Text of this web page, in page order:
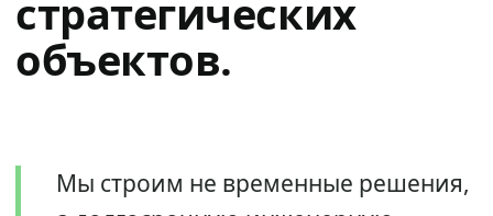
стратегических
объектов.
Мы строим не временные решения,